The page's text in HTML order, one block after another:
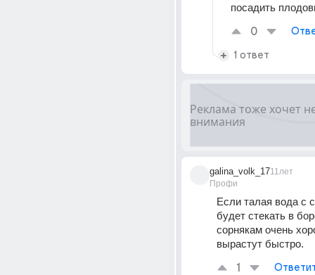
посадить
0
1 ответ
galina_volk_17
Профи
11лет
Если талая вода с
будет стекать в
сорнякам очень
вырастут быстро.
1